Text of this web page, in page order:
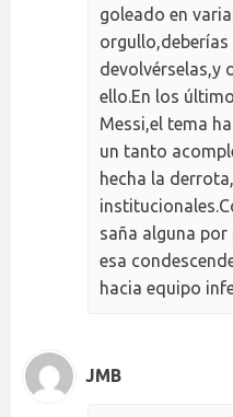
goleado en
devolvérselas,y
ello.En los
Messi,el tema
un tanto
hecha la
saña alguna
esa
hacia equipo
JMB